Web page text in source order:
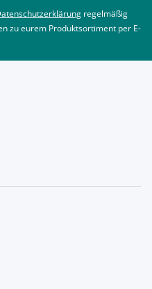
regelmäßig
zu eurem Produktsortiment per E-